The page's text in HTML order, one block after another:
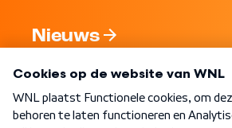
Nieuws
Nieuwsbrief